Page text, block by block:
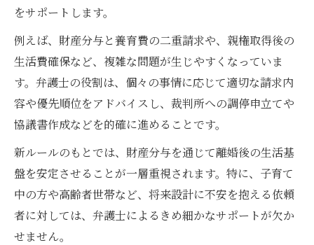
をサポートします。
例えば、財産分与と養育費の二重請求や、親権取得後の
生活費確保など、複雑な問題が生じやすくなっていま
す。弁護士の役割は、個々の事情に応じて適切な請求内
容や優先順位をアドバイスし、裁判所への調停申立てや
協議書作成などを的確に進めることです。
新ルールのもとでは、財産分与を通じて離婚後の生活基
盤を安定させることが一層重視されます。特に、子育て
中の方や高齢者世帯など、将来設計に不安を抱える依頼
者に対しては、弁護士によるきめ細かなサポートが欠か
せません。